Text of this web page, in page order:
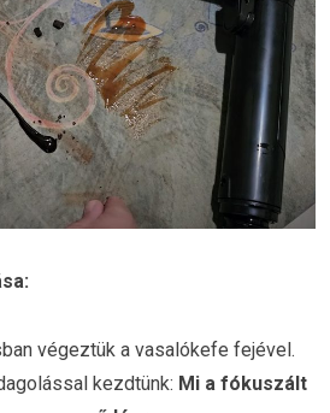
végeztük a vasalókefe fejével.
kezdtünk: Mi a fókuszált